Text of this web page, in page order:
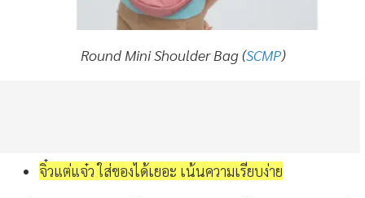
Round Mini Shoulder Bag (SCMP)
จิ๋วแต่แจ๋ว ใส่ของได้เยอะ เน้นความเรียบง่าย